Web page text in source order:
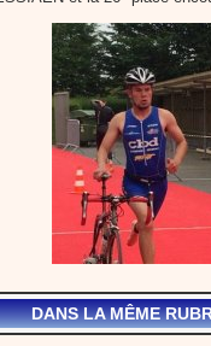
DANS LA MÊME